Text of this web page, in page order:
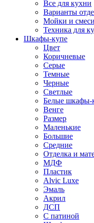
Все для кухни
Варианты
Мойки и
Техника для
Шкафы-купе
Цвет
Коричневые
Серые
Темные
Черные
Светлые
Белые шкафы-
Венге
Размер
Маленькие
Большие
Средние
Отделка и
МДФ
Пластик
Alvic Luxe
Эмаль
Акрил
ДСП
С патиной